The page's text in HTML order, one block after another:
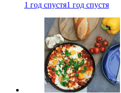
1 год спустя1 год спустя